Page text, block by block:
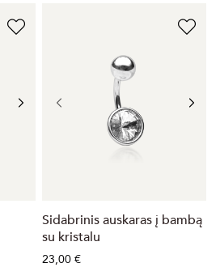
Sidabrinis auskaras į bambą
su kristalu
23,00 €